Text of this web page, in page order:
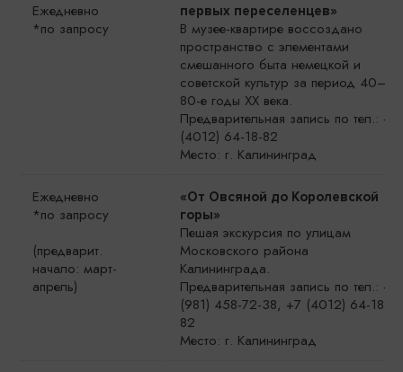
Ежедневно
*по запросу
первых переселенцев»
В музее-квартире воссоздано
пространство с элементами
смешанного быта немецкой и
советской культур за период 40–
80-е годы ХХ века.
Предварительная запись по тел.: +7
(4012) 64-18-82
Место: г. Калининград
Ежедневно
*по запросу
(предварит.
начало: март-
апрель)
«От Овсяной до Королевской
горы»
Пешая экскурсия по улицам
Московского района
Калининграда.
Предварительная запись по тел.: +7
(981) 458-72-38, +7 (4012) 64-18-
82
Место: г. Калининград